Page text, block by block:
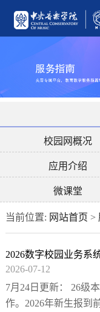
校园网概况
应用介绍
微课堂
当前位置: 网站首页 >
2026数字校园业务系
2026-07-12
7月24日更新： 26级
作。2026年新生报到